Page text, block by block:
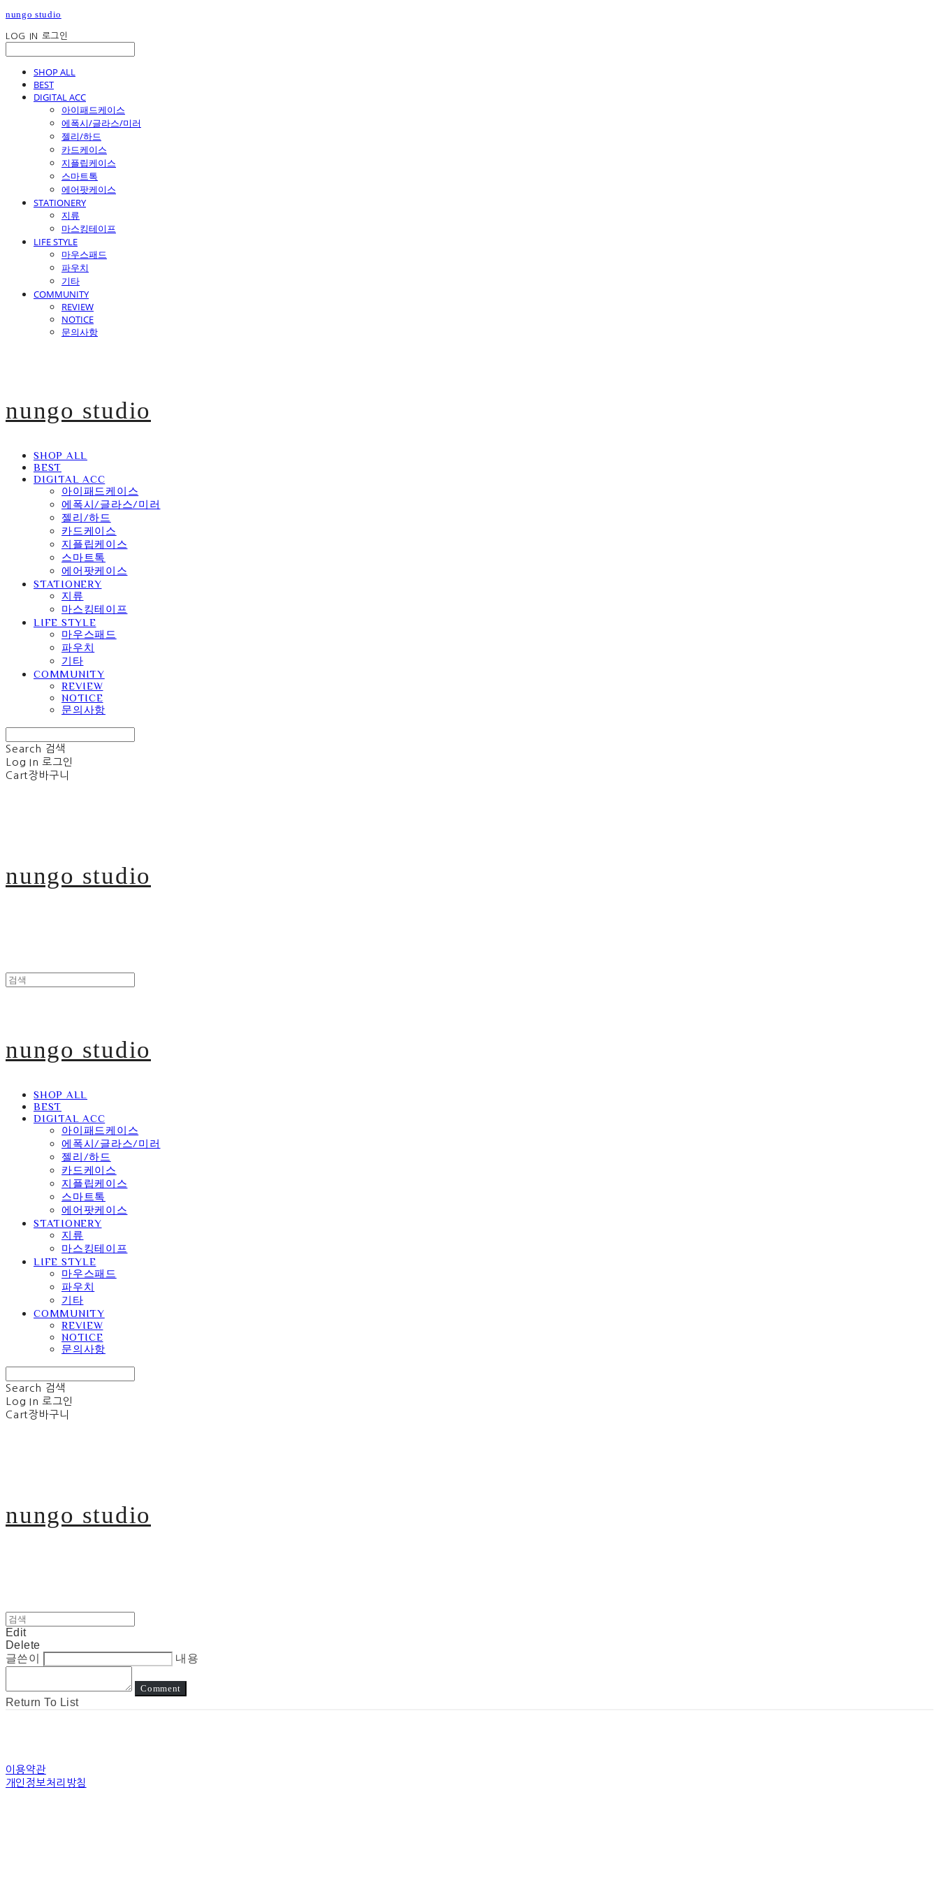
nungo studio
LOG IN 로그인
SHOP ALL
BEST
DIGITAL ACC
아이패드케이스
에폭시/글라스/미러
젤리/하드
카드케이스
지플립케이스
스마트톡
에어팟케이스
STATIONERY
지류
마스킹테이프
LIFE STYLE
마우스패드
파우치
기타
COMMUNITY
REVIEW
NOTICE
문의사항
nungo studio
SHOP ALL
BEST
DIGITAL ACC
아이패드케이스
에폭시/글라스/미러
젤리/하드
카드케이스
지플립케이스
스마트톡
에어팟케이스
STATIONERY
지류
마스킹테이프
LIFE STYLE
마우스패드
파우치
기타
COMMUNITY
REVIEW
NOTICE
문의사항
Search 검색
Log In 로그인
Cart장바구니
nungo studio
nungo studio
SHOP ALL
BEST
DIGITAL ACC
아이패드케이스
에폭시/글라스/미러
젤리/하드
카드케이스
지플립케이스
스마트톡
에어팟케이스
STATIONERY
지류
마스킹테이프
LIFE STYLE
마우스패드
파우치
기타
COMMUNITY
REVIEW
NOTICE
문의사항
Search 검색
Log In 로그인
Cart장바구니
nungo studio
Edit
Delete
글쓴이
내용
Comment
Return To List
이용약관
개인정보처리방침